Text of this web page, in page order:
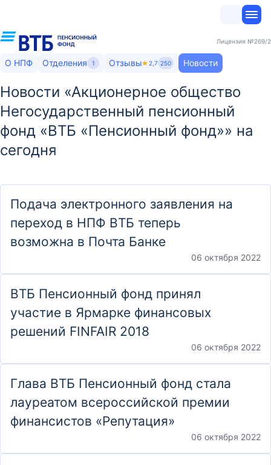
Лицензия №269/2
О НПФ Отделения 1 Отзывы 2,7 250 Новости
Новости «Акционерное общество
Негосударственный пенсионный
фонд «ВТБ «Пенсионный фонд»» на
сегодня
Подача электронного заявления на
переход в НПФ ВТБ теперь
возможна в Почта Банке
06 октября 2022
ВТБ Пенсионный фонд принял
участие в Ярмарке финансовых
решений FINFAIR 2018
06 октября 2022
Глава ВТБ Пенсионный фонд стала
лауреатом всероссийской премии
финансистов «Репутация»
06 октября 2022